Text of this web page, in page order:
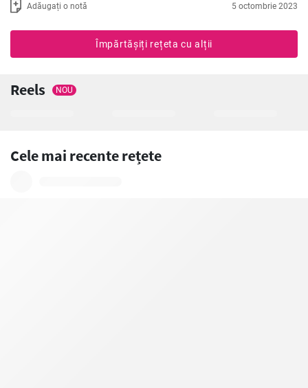
Adăugați o notă 5 octombrie 2023
Împărtășiți rețeta cu alții
Reels NOU
Cele mai recente rețete